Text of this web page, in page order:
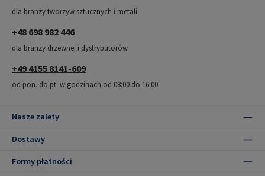
dla branży tworzyw sztucznych i metali
+48 698 982 446
dla branży drzewnej i dystrybutorów
+49 4155 8141-609
od pon. do pt. w godzinach od 08:00 do 16:00
Nasze zalety
Dostawy
Formy płatności